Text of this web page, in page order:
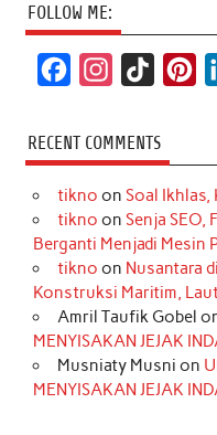
FOLLOW ME:
c
e
b
o
k
s
t
a
r
a
m
k
T
o
k
t
e
r
e
s
t
RECENT COMMENTS
tikno on Soal Ikhlas,
tikno on Senja SEO,
Berganti Menjadi Mesin
tikno on Nusantara
Konstruksi Maritim,
Amril Taufik Gobel
MENYISAKAN JEJAK
Musniaty Musni on
MENYISAKAN JEJAK